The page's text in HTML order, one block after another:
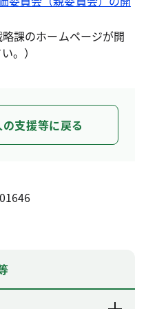
略課のホームページが開
。）
支援等に戻る